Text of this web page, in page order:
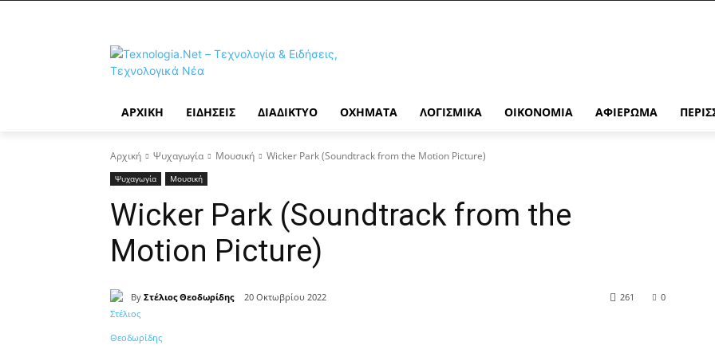
ΑΡΧΙΚΉ ΕΙΔΉΣΕΙΣ ΔΙΑΔΊΚΤΥΟ ΟΧΉΜΑΤΑ ΛΟΓΙΣΜΙΚΆ ΟΙΚΟΝΟΜΊΑ ΑΦΙΈΡΩΜΑ
Αρχική Ψυχαγωγία Μουσική Wicker Park (Soundtrack from the Motion Picture)
Ψυχαγωγία Μουσική
Wicker Park (Soundtrack from the
Motion Picture)
By Στέλιος Θεοδωρίδης 20 Οκτωβρίου 2022 0
261
Κοινοποίηση